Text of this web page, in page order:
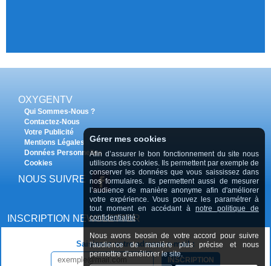
OXYGENTV
Qui Sommes-Nous ?
Contactez-Nous
Votre Publicité
Mentions Légales
Données Personnelles
Cookies
NOUS SUIVRE
INSCRIPTION NEWSLETTER
Saisissez votre adresse e-mail :
INSCRIPTION
Gérer mes cookies
Afin d’assurer le bon fonctionnement du site nous
utilisons des cookies. Ils permettent par exemple de
conserver les données que vous saississez dans
nos formulaires. Ils permettent aussi de mesurer
l’audience de manière anonyme afin d'améliorer
votre expérience. Vous pouvez les paramétrer à
tout moment en accédant à notre politique de
confidentialité
Nous avons beosin de votre accord pour suivre
l'audience de manière plus précise et nous
permettre d'améliorer le site.